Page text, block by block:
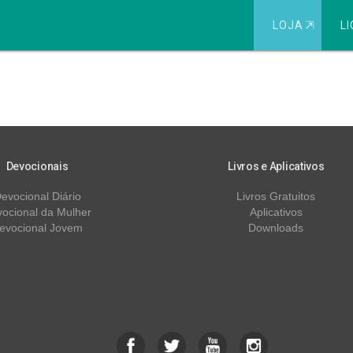
LOJA ⇱
Devocionais
Diário
da Mulher
Jovem
Livros e Aplicativos
Livros Gratuitos
Aplicativos
Downloads